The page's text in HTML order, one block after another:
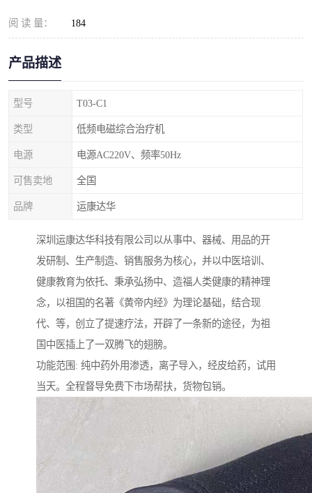
阅 读 量： 184
产品描述
型号 T03-C1
类型 低频电磁综合治疗机
电源 电源AC220V、频率50Hz
可售卖地 全国
品牌 运康达华
深圳运康达华科技有限公司以从事中、器械、用品的开
发研制、生产制造、销售服务为核心，并以中医培训、
健康教育为依托、秉承弘扬中、造福人类健康的精神理
念，以祖国的名著《黄帝内经》为理论基础，结合现
代、等，创立了提速疗法，开辟了一条新的途径，为祖
国中医插上了一双腾飞的翅膀。
功能范围: 纯中药外用渗透，离子导入，经皮给药，试用
当天。全程督导免费下市场帮扶，货物包销。